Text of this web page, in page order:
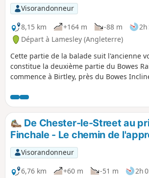
Visorandonneur
8,15 km
+164 m -88 m 2h
Départ à Lamesley (Angleterre)
Cette partie de la balade suit l'ancienne
constitue la deuxième partie du Bowes
commence à Birtley, près du Bowes
charbon en montée) et continue à travers
agricoles ouvertes jusqu'au Tanfield
Arch, le plus ancien pont ferroviaire à
existant. Cette balade célèbre l'histoire du
Jarrow Railway.
De Chester-le-Street au
Finchale - Le chemin de
Visorandonneur
6,76 km
+60 m -51 m 2h